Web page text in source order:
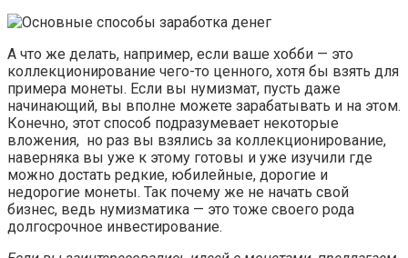
А что же делать, например, если ваше хобби — это
коллекционирование чего-то ценного, хотя бы взять для
примера монеты. Если вы нумизмат, пусть даже
начинающий, вы вполне можете зарабатывать и на этом.
Конечно, этот способ подразумевает некоторые
вложения, но раз вы взялись за коллекционирование,
наверняка вы уже к этому готовы и уже изучили где
можно достать редкие, юбилейные, дорогие и
недорогие монеты. Так почему же не начать свой
бизнес, ведь нумизматика — это тоже своего рода
долгосрочное инвестирование.